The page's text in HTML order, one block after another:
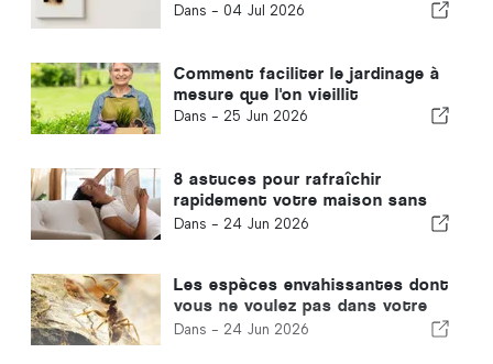
Dans - 04 Jul 2026
Comment faciliter le jardinage à
mesure que l'on vieillit
Dans - 25 Jun 2026
8 astuces pour rafraîchir
rapidement votre maison sans
climatisation
Dans - 24 Jun 2026
Les espèces envahissantes dont
vous ne voulez pas dans votre
jardin
Dans - 24 Jun 2026